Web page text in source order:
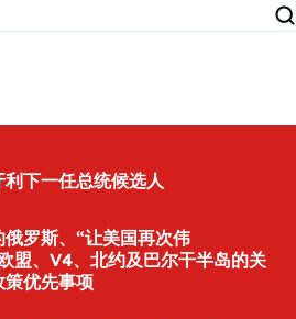
下一任总统候选人
罗斯、“让美国再次伟
盟、V4、北约及巴尔干半岛的关
策优先事项